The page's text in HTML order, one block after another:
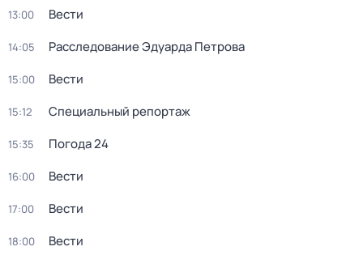
13:00 Вести
14:05 Расследование Эдуарда Петрова
15:00 Вести
15:12 Специальный репортаж
15:35 Погода 24
16:00 Вести
17:00 Вести
18:00 Вести